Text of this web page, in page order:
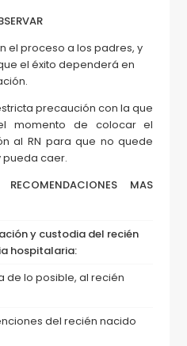
el proceso a los padres, y
el éxito dependerá en
precaución con la que
momento de colocar el
al RN para que no quede
caer.
MAS
y custodia del recién
hospitalaria:
de lo posible, al recién
del recién nacido